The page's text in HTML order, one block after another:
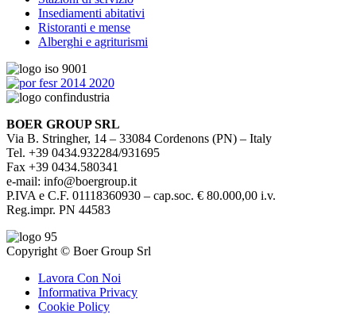
Insediamenti abitativi
Ristoranti e mense
Alberghi e agriturismi
BOER GROUP SRL
Via B. Stringher, 14 – 33084 Cordenons (PN) – Italy
Tel. +39 0434.932284/931695
Fax +39 0434.580341
e-mail: info@boergroup.it
P.IVA e C.F. 01118360930 – cap.soc. € 80.000,00 i.v.
Reg.impr. PN 44583
Copyright © Boer Group Srl
Lavora Con Noi
Informativa Privacy
Cookie Policy